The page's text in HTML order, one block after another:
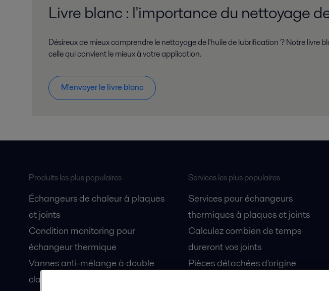
Livre blanc : l'importance du nettoyage
Désireux de mieux comprendre le nettoyage de l'huile de lubrification ? Notre
celle qui convient le mieux à votre application.
M'envoyer le livre blanc
Produits les plus populaires
Échangeurs de chaleur à plaques
et joints
Condition monitoring pour
échangeur thermique
Vannes anti-mélange à double
clapet Unique Mixproof
Services les plus populaires
Services pour échangeurs
thermiques à plaques et joints
Calculez combien de temps
dureront vos joints
Pièces détachées d'origine